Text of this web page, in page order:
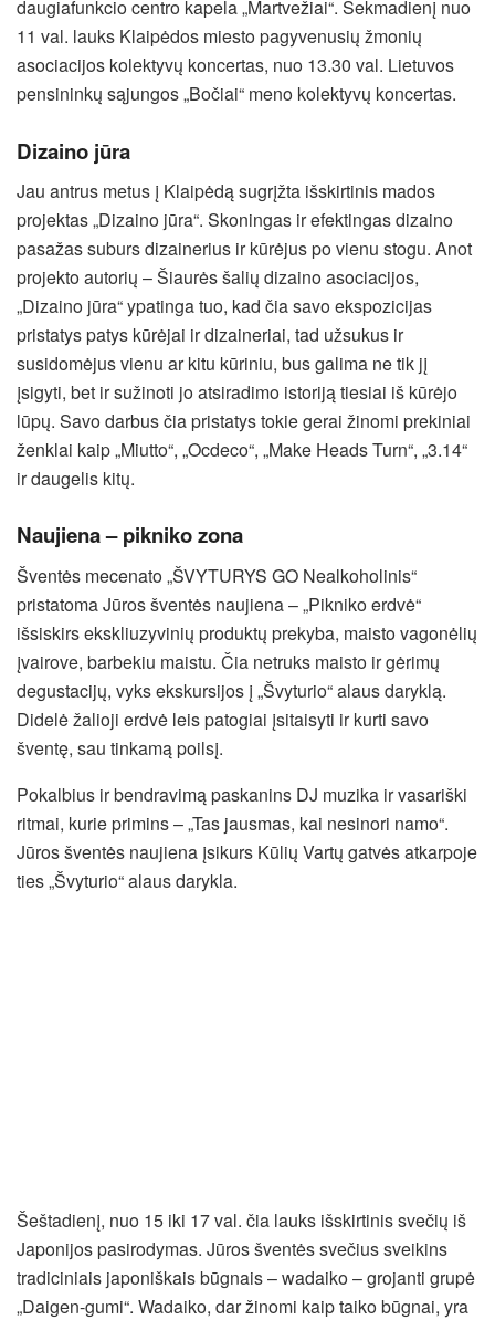
daugiafunkcio centro kapela „Martvežiai“. Sekmadienį nuo
11 val. lauks Klaipėdos miesto pagyvenusių žmonių
asociacijos kolektyvų koncertas, nuo 13.30 val. Lietuvos
pensininkų sąjungos „Bočiai“ meno kolektyvų koncertas.
Dizaino jūra
Jau antrus metus į Klaipėdą sugrįžta išskirtinis mados
projektas „Dizaino jūra“. Skoningas ir efektingas dizaino
pasažas suburs dizainerius ir kūrėjus po vienu stogu. Anot
projekto autorių – Šiaurės šalių dizaino asociacijos,
„Dizaino jūra“ ypatinga tuo, kad čia savo ekspozicijas
pristatys patys kūrėjai ir dizaineriai, tad užsukus ir
susidomėjus vienu ar kitu kūriniu, bus galima ne tik jį
įsigyti, bet ir sužinoti jo atsiradimo istoriją tiesiai iš kūrėjo
lūpų. Savo darbus čia pristatys tokie gerai žinomi prekiniai
ženklai kaip „Miutto“, „Ocdeco“, „Make Heads Turn“, „3.14“
ir daugelis kitų.
Naujiena – pikniko zona
Šventės mecenato „ŠVYTURYS GO Nealkoholinis“
pristatoma Jūros šventės naujiena – „Pikniko erdvė“
išsiskirs ekskliuzyvinių produktų prekyba, maisto vagonėlių
įvairove, barbekiu maistu. Čia netruks maisto ir gėrimų
degustacijų, vyks ekskursijos į „Švyturio“ alaus daryklą.
Didelė žalioji erdvė leis patogiai įsitaisyti ir kurti savo
šventę, sau tinkamą poilsį.
Pokalbius ir bendravimą paskanins DJ muzika ir vasariški
ritmai, kurie primins – „Tas jausmas, kai nesinori namo“.
Jūros šventės naujiena įsikurs Kūlių Vartų gatvės atkarpoje
ties „Švyturio“ alaus darykla.
Šeštadienį, nuo 15 iki 17 val. čia lauks išskirtinis svečių iš
Japonijos pasirodymas. Jūros šventės svečius sveikins
tradiciniais japoniškais būgnais – wadaiko – grojanti grupė
„Daigen-gumi“. Wadaiko, dar žinomi kaip taiko būgnai, yra